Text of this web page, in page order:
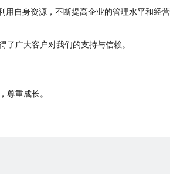
自身资源，不断提高企业的管理水平和经
广大客户对我们的支持与信赖。
尊重成长。
善的质量管理体系，完善了从原材料到成
员工共发展，为客户创造财富的同时，也实